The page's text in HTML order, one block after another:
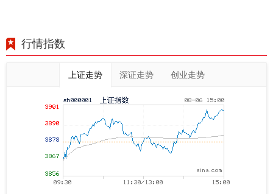
行情指数
上证走势 深证走势 创业走势